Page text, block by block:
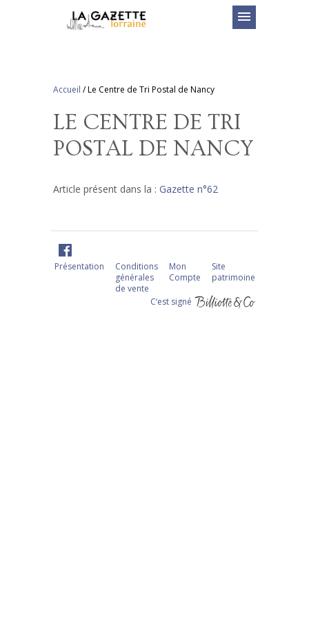
menu
Accueil /Le Centre de Tri Postal de Nancy
LE CENTRE DE TRI
POSTAL DE NANCY
Article présent dans la : Gazette n°62
Présentation
Conditions
générales
de vente
Mon
Compte
Site
patrimoine
C‘est signé